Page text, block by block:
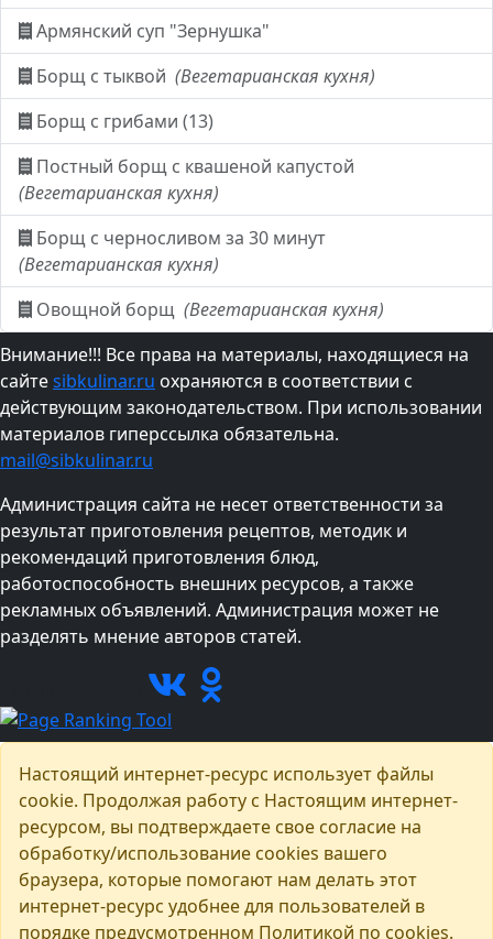
Армянский суп "Зернушка"
Борщ с тыквой (Вегетарианская кухня)
Борщ с грибами (13)
Постный борщ с квашеной капустой
(Вегетарианская кухня)
Борщ с черносливом за 30 минут
(Вегетарианская кухня)
Овощной борщ (Вегетарианская кухня)
Внимание!!! Все права на материалы, находящиеся на
сайтеsibkulinar.ru охраняются в соответствии с
действующим законодательством. При использовании
материалов гиперссылка обязательна.
mail@sibkulinar.ru
Администрация сайта не несет ответственности за
результат приготовления рецептов, методик и
рекомендаций приготовления блюд,
работоспособность внешних ресурсов, а также
рекламных объявлений. Администрация может не
разделять мнение авторов статей.
Настоящий интернет-ресурс использует файлы
cookie. Продолжая работу с Настоящим интернет-
ресурсом, вы подтверждаете свое согласие на
обработку/использование cookies вашего
браузера, которые помогают нам делать этот
интернет-ресурс удобнее для пользователей в
порядке предусмотренном Политикой по cookies.